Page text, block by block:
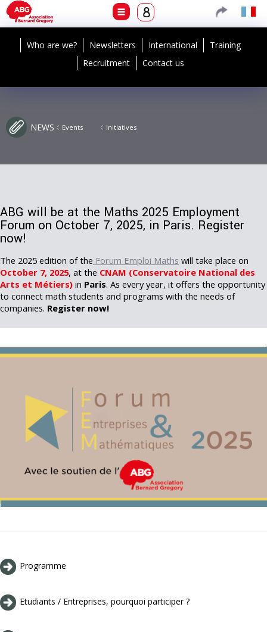
Who are we? Newsletters International
Training
Recruitment
Contact us
NEWS Events Initiatives
ABG will be at the Maths 2025 Employment
Forum on October 7, 2025, in Paris. Register
now!
The 2025 edition of the Forum Emploi Maths will take place on
October 7, 2025, at the CNAM (Conservatoire National des
Arts et Métiers) in Paris. As every year, it offers the opportunity
to connect math students and programs with the needs of
companies. Register now!
Programme
Etudiants / Entreprises, pourquoi participer ?